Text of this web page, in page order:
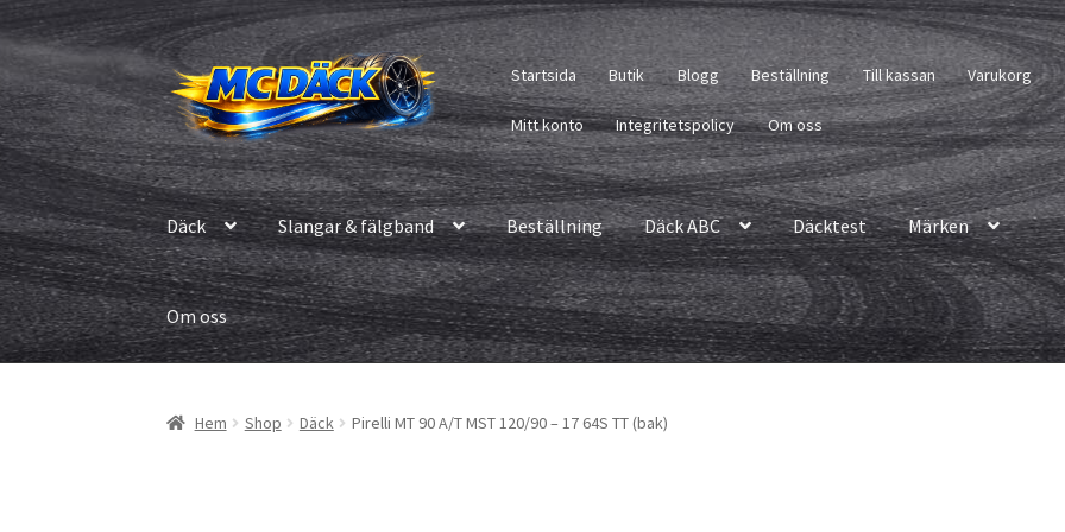
Hoppa
till
navigering
Hoppa
till
innehåll
Startsida Butik Blogg Beställning Till kassan Varukorg
Mitt konto Integritetspolicy Om oss
Däck Slangar & fälgband Beställning Däck ABC Däcktest Märken
Om oss
Hem Shop Däck Pirelli MT 90 A/T MST 120/90 – 17 64S TT (bak)